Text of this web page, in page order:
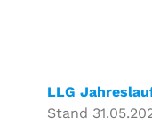
LLG
Stand